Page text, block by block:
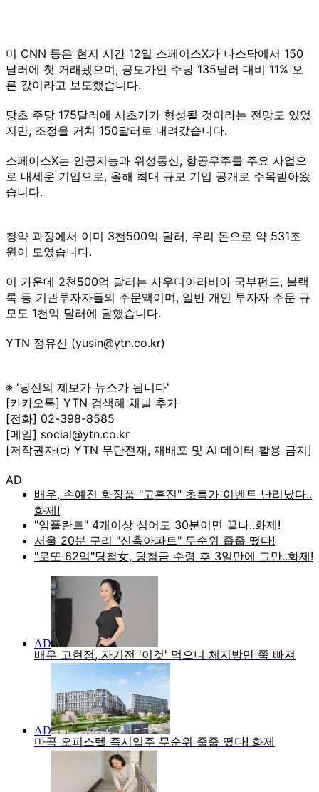
미 CNN 등은 현지 시간 12일 스페이스X가 나스닥에서 150
달러에 첫 거래됐으며, 공모가인 주당 135달러 대비 11% 오
른 값이라고 보도했습니다.
당초 주당 175달러에 시초가가 형성될 것이라는 전망도 있었
지만, 조정을 거쳐 150달러로 내려갔습니다.
스페이스X는 인공지능과 위성통신, 항공우주를 주요 사업으
로 내세운 기업으로, 올해 최대 규모 기업 공개로 주목받아왔
습니다.
청약 과정에서 이미 3천500억 달러, 우리 돈으로 약 531조
원이 모였습니다.
이 가운데 2천500억 달러는 사우디아라비아 국부펀드, 블랙
록 등 기관투자자들의 주문액이며, 일반 개인 투자자 주문 규
모도 1천억 달러에 달했습니다.
YTN 정유신 (yusin@ytn.co.kr)
※ '당신의 제보가 뉴스가 됩니다'
[카카오톡] YTN 검색해 채널 추가
[전화] 02-398-8585
[메일] social@ytn.co.kr
[저작권자(c) YTN 무단전재, 재배포 및 AI 데이터 활용 금지]
AD